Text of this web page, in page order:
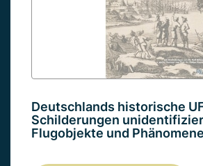
Deutschlands historische
Schilderungen
Flugobjekte und